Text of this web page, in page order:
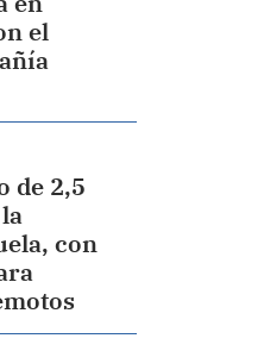
el
de 2,5
con